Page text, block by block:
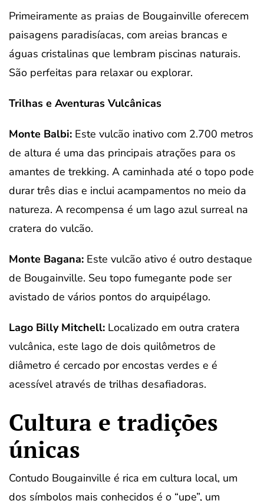
Primeiramente as praias de Bougainville oferecem
paisagens paradisíacas, com areias brancas e
águas cristalinas que lembram piscinas naturais.
São perfeitas para relaxar ou explorar.
Trilhas e Aventuras Vulcânicas
Monte Balbi: Este vulcão inativo com 2.700 metros
de altura é uma das principais atrações para os
amantes de trekking. A caminhada até o topo pode
durar três dias e inclui acampamentos no meio da
natureza. A recompensa é um lago azul surreal na
cratera do vulcão.
Monte Bagana: Este vulcão ativo é outro destaque
de Bougainville. Seu topo fumegante pode ser
avistado de vários pontos do arquipélago.
Lago Billy Mitchell: Localizado em outra cratera
vulcânica, este lago de dois quilômetros de
diâmetro é cercado por encostas verdes e é
acessível através de trilhas desafiadoras.
Cultura e tradições
únicas
Contudo Bougainville é rica em cultura local, um
dos símbolos mais conhecidos é o “upe”, um